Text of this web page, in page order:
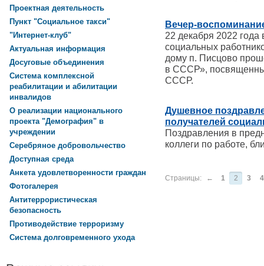
Вечер-
22 декабря 2022
социальных
дому п. Писцово
в СССР»,
СССР.
Душевное
получателей
Поздравления в
коллеги по работе,
Страницы: ← 1 2 3 4
Проектная деятельность
Пункт "Социальное такси"
"Интернет-клуб"
Актуальная информация
Досуговые объединения
Система комплексной
реабилитации и абилитации
инвалидов
О реализации национального
проекта "Демография" в
учреждении
Серебряное добровольчество
Доступная среда
Анкета удовлетворенности граждан
Фотогалерея
Антитеррористическая
безопасность
Противодействие терроризму
Система долговременного ухода